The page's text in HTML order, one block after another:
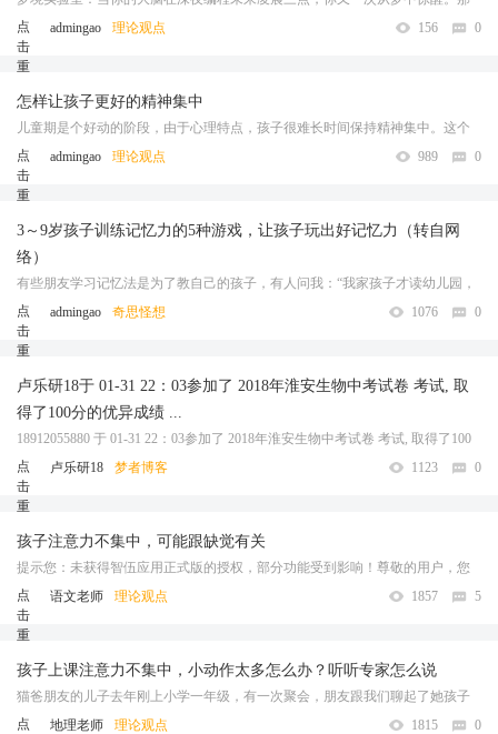
个清晰的场景还在眼前——你站在演讲台上忘词，或是被怪物追赶却迈不开
腿。可当你试图抓住这些碎片时，它们却像沙子一样从指缝溜走。神经科学 ...
……
点
击
重
加
载
admingao 理论观点 156 0
怎样让孩子更好的精神集中
儿童期是个好动的阶段，由于心理特点，孩子很难长时间保持精神集中。这个
阶段，任何新奇多变的事物都能轻而易举吸引他的注意。家长们必须灵活掌握
方法，吸引孩子的注意力。家长们可以尝试以下几种方法，提高孩子的注 ...
……
点
击
重
加
载
admingao 理论观点 989 0
3～9岁孩子训练记忆力的5种游戏，让孩子玩出好记忆力（转自网
络）
有些朋友学习记忆法是为了教自己的孩子，有人问我：“我家孩子才读幼儿园，
你教的这些它还用不了，该怎么办呢？”也有些读者的孩子读小学低年级，可能
有些内容理解起来有些吃力，这里为大家推荐适合3-9岁的5种亲子记 ...……
点
击
重
加
载
admingao 奇思怪想 1076 0
卢乐研18于 01-31 22：03参加了 2018年淮安生物中考试卷 考试, 取
得了100分的优异成绩 ...
18912055880 于 01-31 22：03参加了 2018年淮安生物中考试卷 考试, 取得了100
分的成绩 试卷: 2018年淮安生物中考试卷 总分: 100 分 及格: 0分 考试时间: 40 分
钟……
点
击
重
加
载
卢乐研18 梦者博客 1123 0
孩子注意力不集中，可能跟缺觉有关
提示您：未获得智伍应用正式版的授权，部分功能受到影响！尊敬的用户，您
好！！非常感谢您能安装智伍应用旗下的产品，为了产品的可持续发展和升
级，云采集已经开始按天收费，建议购买200天，免费赠送400天，一共600 ...
……
点
击
重
加
载
语文老师 理论观点 1857 5
孩子上课注意力不集中，小动作太多怎么办？听听专家怎么说
猫爸朋友的儿子去年刚上小学一年级，有一次聚会，朋友跟我们聊起了她孩子
学习的情况： 我家孩子上这半年一年级，老师总说他上课注意力不集中，爱走
点
地理老师 理论观点 1815 0